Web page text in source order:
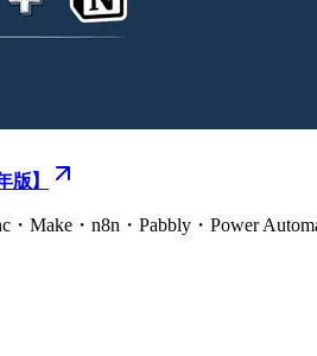
】
Make・n8n・Pabbly・Power